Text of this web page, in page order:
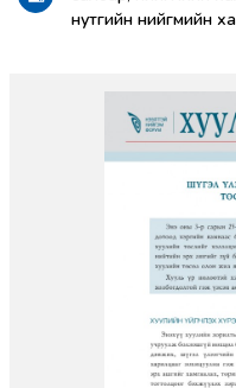
нутгийн нийгмийн